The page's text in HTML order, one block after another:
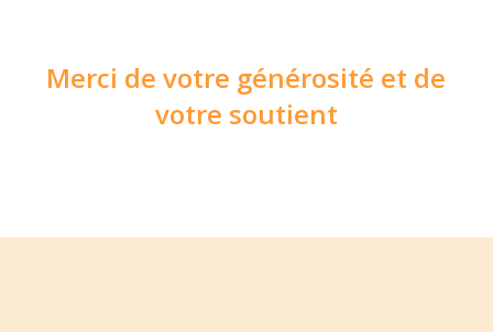
Merci de votre générosité et de
votre soutient